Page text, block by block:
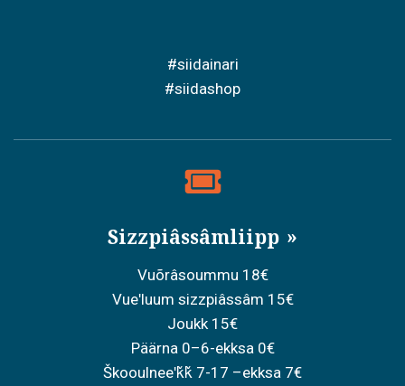
#siidainari
#siidashop
Sizzpiâssâmliipp
Vuõrâsoummu 18€
Vueʹluum sizzpiâssâm 15€
Joukk 15€
Päärna 0–6-ekksa 0€
Škooulneeʹǩǩ 7-17 –ekksa 7€